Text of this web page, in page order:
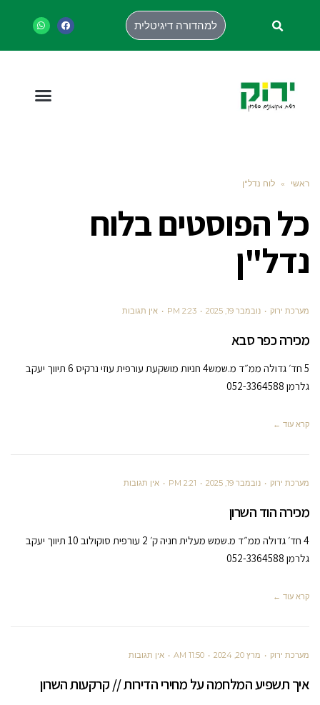
למהדורה דיגיטלית
ראשי » לוח נדל"ן
כל הפוסטים בלוח
נדל"ן
מערכת ירוק נובמבר 19, 2025 2:23 PM אין תגובות
מכירה כפר סבא
5 חד׳ גדולה ממ״ד מ.שמש4 חניות מושקעת עורפית עוזי נרקיס 6 תיווך יעקב
גלרמן 052-3364588
קרא עוד ←
מערכת ירוק נובמבר 19, 2025 2:21 PM אין תגובות
מכירה הוד השרון
4 חד׳ גדולה ממ״ד מ.שמש מעלית חניה ק׳ 2 עורפית סוקולוב 10 תיווך יעקב
גלרמן 052-3364588
קרא עוד ←
מערכת ירוק מרץ 20, 2024 11:50 AM אין תגובות
איך תשפיע המלחמה על מחירי הדירות // קרקעות השרון